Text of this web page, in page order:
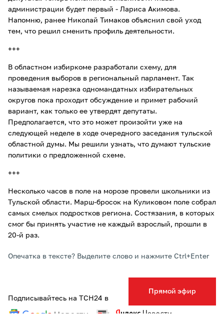
Прямой эфир
администрации будет первый - Лариса Акимова.
Напомню, ранее Николай Тимаков объяснил свой уход
тем, что решил сменить профиль деятельности.
+++
В областном избиркоме разработали схему, для
проведения выборов в региональный парламент. Так
называемая нарезка одномандатных избирательных
округов пока проходит обсуждение и примет рабочий
вариант, как только ее утвердят депутаты.
Предполагается, что это может произойти уже на
следующей неделе в ходе очередного заседания тульской
областной думы. Мы решили узнать, что думают тульские
политики о предложенной схеме.
+++
Несколько часов в поле на морозе провели школьники из
Тульской области. Марш-бросок на Куликовом поле собрал
самых смелых подростков региона. Состязания, в которых
смог бы принять участие не каждый взрослый, прошли в
20-й раз.
Опечатка в тексте? Выделите слово и нажмите Ctrl+Enter
Подписывайтесь на ТСН24 в